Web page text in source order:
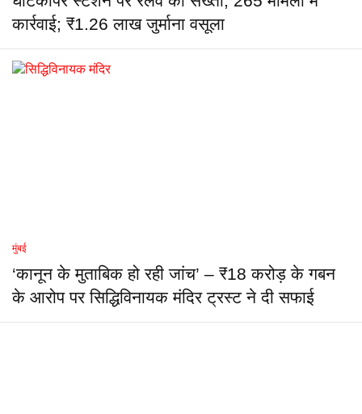
कार्रवाई; ₹1.26 लाख जुर्माना वसूला
मुंबई
‘कानून के मुताबिक हो रही जांच’ – ₹18 करोड़ के गबन
के आरोप पर सिद्धिविनायक मंदिर ट्रस्ट ने दी सफाई